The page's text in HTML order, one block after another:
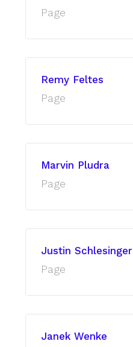
Page
Remy Feltes
Page
Marvin Pludra
Page
Justin Schlesinger
Page
Janek Wenke